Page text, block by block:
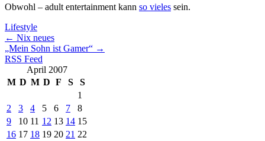
Obwohl – adult entertainment kann so vieles sein.
Lifestyle
← Nix neues
„Mein Sohn ist Gamer“ →
RSS Feed
April 2007
M D M D F S
S
1
2
3 4 5 6 7
8
9
10 11 12 13 14 15
16 17 18 19 20 21 22